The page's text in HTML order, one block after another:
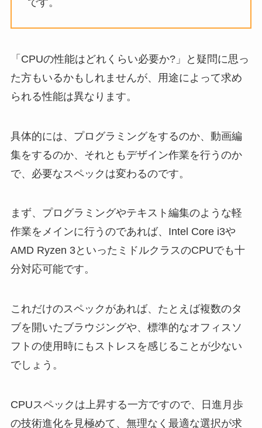
です。
「CPUの性能はどれくらい必要か?」と疑問に思っ
た方もいるかもしれませんが、用途によって求め
られる性能は異なります。
具体的には、プログラミングをするのか、動画編
集をするのか、それともデザイン作業を行うのか
で、必要なスペックは変わるのです。
まず、プログラミングやテキスト編集のような軽
作業をメインに行うのであれば、Intel Core i3や
AMD Ryzen 3といったミドルクラスのCPUでも十
分対応可能です。
これだけのスペックがあれば、たとえば複数のタ
ブを開いたブラウジングや、標準的なオフィスソ
フトの使用時にもストレスを感じることが少ない
でしょう。
CPUスペックは上昇する一方ですので、日進月歩
の技術進化を見極めて、無理なく最適な選択が求